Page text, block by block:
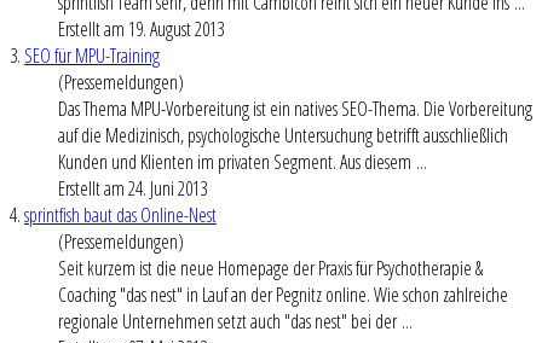
Erstellt am 19. August 2013
3. SEO für MPU-Training
(Pressemeldungen)
Das Thema MPU-Vorbereitung ist ein natives SEO-Thema. Die Vorbereitung
auf die Medizinisch, psychologische Untersuchung betrifft ausschließlich
Kunden und Klienten im privaten Segment. Aus diesem ...
Erstellt am 24. Juni 2013
4.sprintfish baut das Online-Nest
(Pressemeldungen)
Seit kurzem ist die neue Homepage der Praxis für Psychotherapie &
Coaching "das nest" in Lauf an der Pegnitz online. Wie schon zahlreiche
regionale Unternehmen setzt auch "das nest" bei der ...